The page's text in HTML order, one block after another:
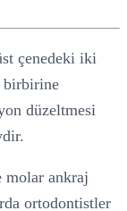
çenedeki iki
birbirine
düzeltmesi
molar ankraj
ortodontistler